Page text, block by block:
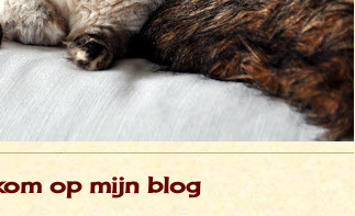
op mijn blog